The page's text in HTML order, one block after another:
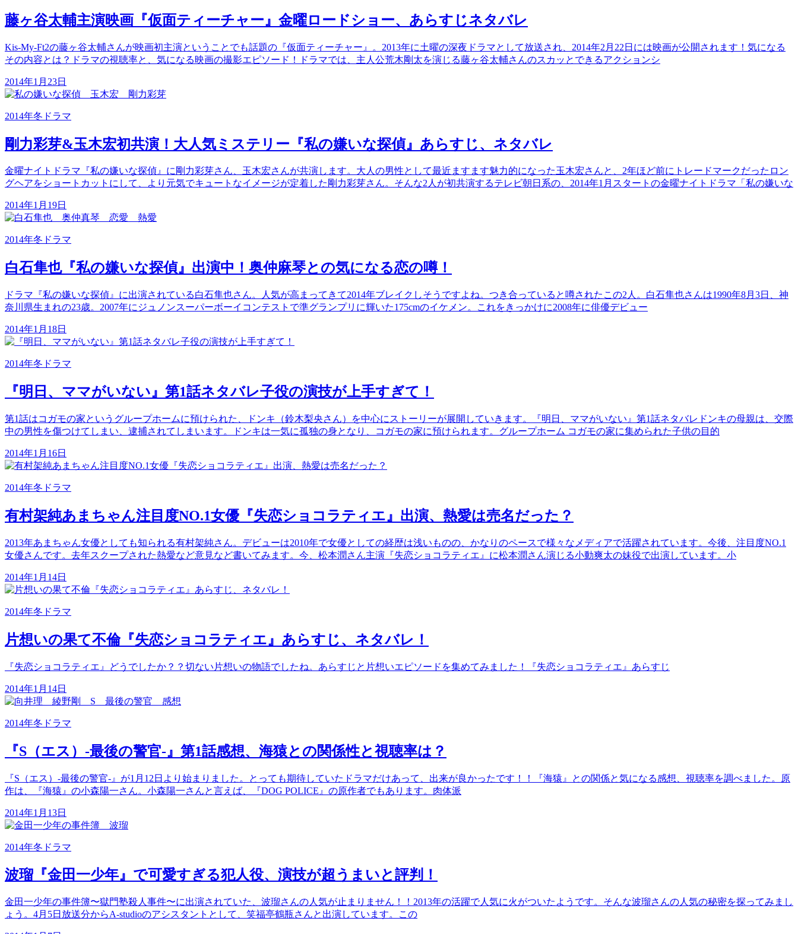
藤ヶ谷太輔主演映画『仮面ティーチャー』金曜ロードショー、あらすじネタバレ
Kis-My-Ft2の藤ヶ谷太輔さんが映画初主演ということでも話題の『仮面ティーチャー』。2013年に土曜の深夜ドラマとして放送され、2014年2月22日には映画が公開されます！気になる
その内容とは？ドラマの視聴率と、気になる映画の撮影エピソード！ドラマでは、主人公荒木剛太を演じる藤ヶ谷太輔さんのスカッとできるアクションシ
2014年1月23日
2014年冬ドラマ
剛力彩芽&玉木宏初共演！大人気ミステリー『私の嫌いな探偵』あらすじ、ネタバレ
金曜ナイトドラマ『私の嫌いな探偵』に剛力彩芽さん、玉木宏さんが共演します。大人の男性として最近ますます魅力的になった玉木宏さんと、2年ほど前にトレードマークだったロン
グヘアをショートカットにして、より元気でキュートなイメージが定着した剛力彩芽さん。そんな2人が初共演するテレビ朝日系の、2014年1月スタートの金曜ナイトドラマ「私の嫌いな
2014年1月19日
2014年冬ドラマ
白石隼也『私の嫌いな探偵』出演中！奥仲麻琴との気になる恋の噂！
ドラマ『私の嫌いな探偵』に出演されている白石隼也さん。人気が高まってきて2014年ブレイクしそうですよね。つき合っていると噂されたこの2人。白石隼也さんは1990年8月3日、神
奈川県生まれの23歳。2007年にジュノンスーパーボーイコンテストで準グランプリに輝いた175cmのイケメン。これをきっかけに2008年に俳優デビュー
2014年1月18日
2014年冬ドラマ
『明日、ママがいない』第1話ネタバレ子役の演技が上手すぎて！
第1話はコガモの家というグループホームに預けられた、ドンキ（鈴木梨央さん）を中心にストーリーが展開していきます。『明日、ママがいない』第1話ネタバレドンキの母親は、交際
中の男性を傷つけてしまい、逮捕されてしまいます。ドンキは一気に孤独の身となり、コガモの家に預けられます。グループホーム コガモの家に集められた子供の目的
2014年1月16日
2014年冬ドラマ
有村架純あまちゃん注目度NO.1女優『失恋ショコラティエ』出演、熱愛は売名だった？
2013年あまちゃん女優としても知られる有村架純さん。デビューは2010年で女優としての経歴は浅いものの、かなりのペースで様々なメディアで活躍されています。今後、注目度NO.1
女優さんです。去年スクープされた熱愛など意見など書いてみます。今、松本潤さん主演『失恋ショコラティエ』に松本潤さん演じる小動爽太の妹役で出演しています。小
2014年1月14日
2014年冬ドラマ
片想いの果て不倫『失恋ショコラティエ』あらすじ、ネタバレ！
『失恋ショコラティエ』どうでしたか？？切ない片想いの物語でしたね。あらすじと片想いエピソードを集めてみました！『失恋ショコラティエ』あらすじ
2014年1月14日
2014年冬ドラマ
『S（エス）-最後の警官-』第1話感想、海猿との関係性と視聴率は？
『S（エス）-最後の警官-』が1月12日より始まりました。とっても期待していたドラマだけあって、出来が良かったです！！『海猿』との関係と気になる感想、視聴率を調べました。原
作は、『海猿』の小森陽一さん。小森陽一さんと言えば、『DOG POLICE』の原作者でもあります。肉体派
2014年1月13日
2014年冬ドラマ
波瑠『金田一少年』で可愛すぎる犯人役、演技が超うまいと評判！
金田一少年の事件簿〜獄門塾殺人事件〜に出演されていた、波瑠さんの人気が止まりません！！2013年の活躍で人気に火がついたようです。そんな波瑠さんの人気の秘密を探ってみまし
ょう。4月5日放送分からA-studioのアシスタントとして、笑福亭鶴瓶さんと出演しています。この